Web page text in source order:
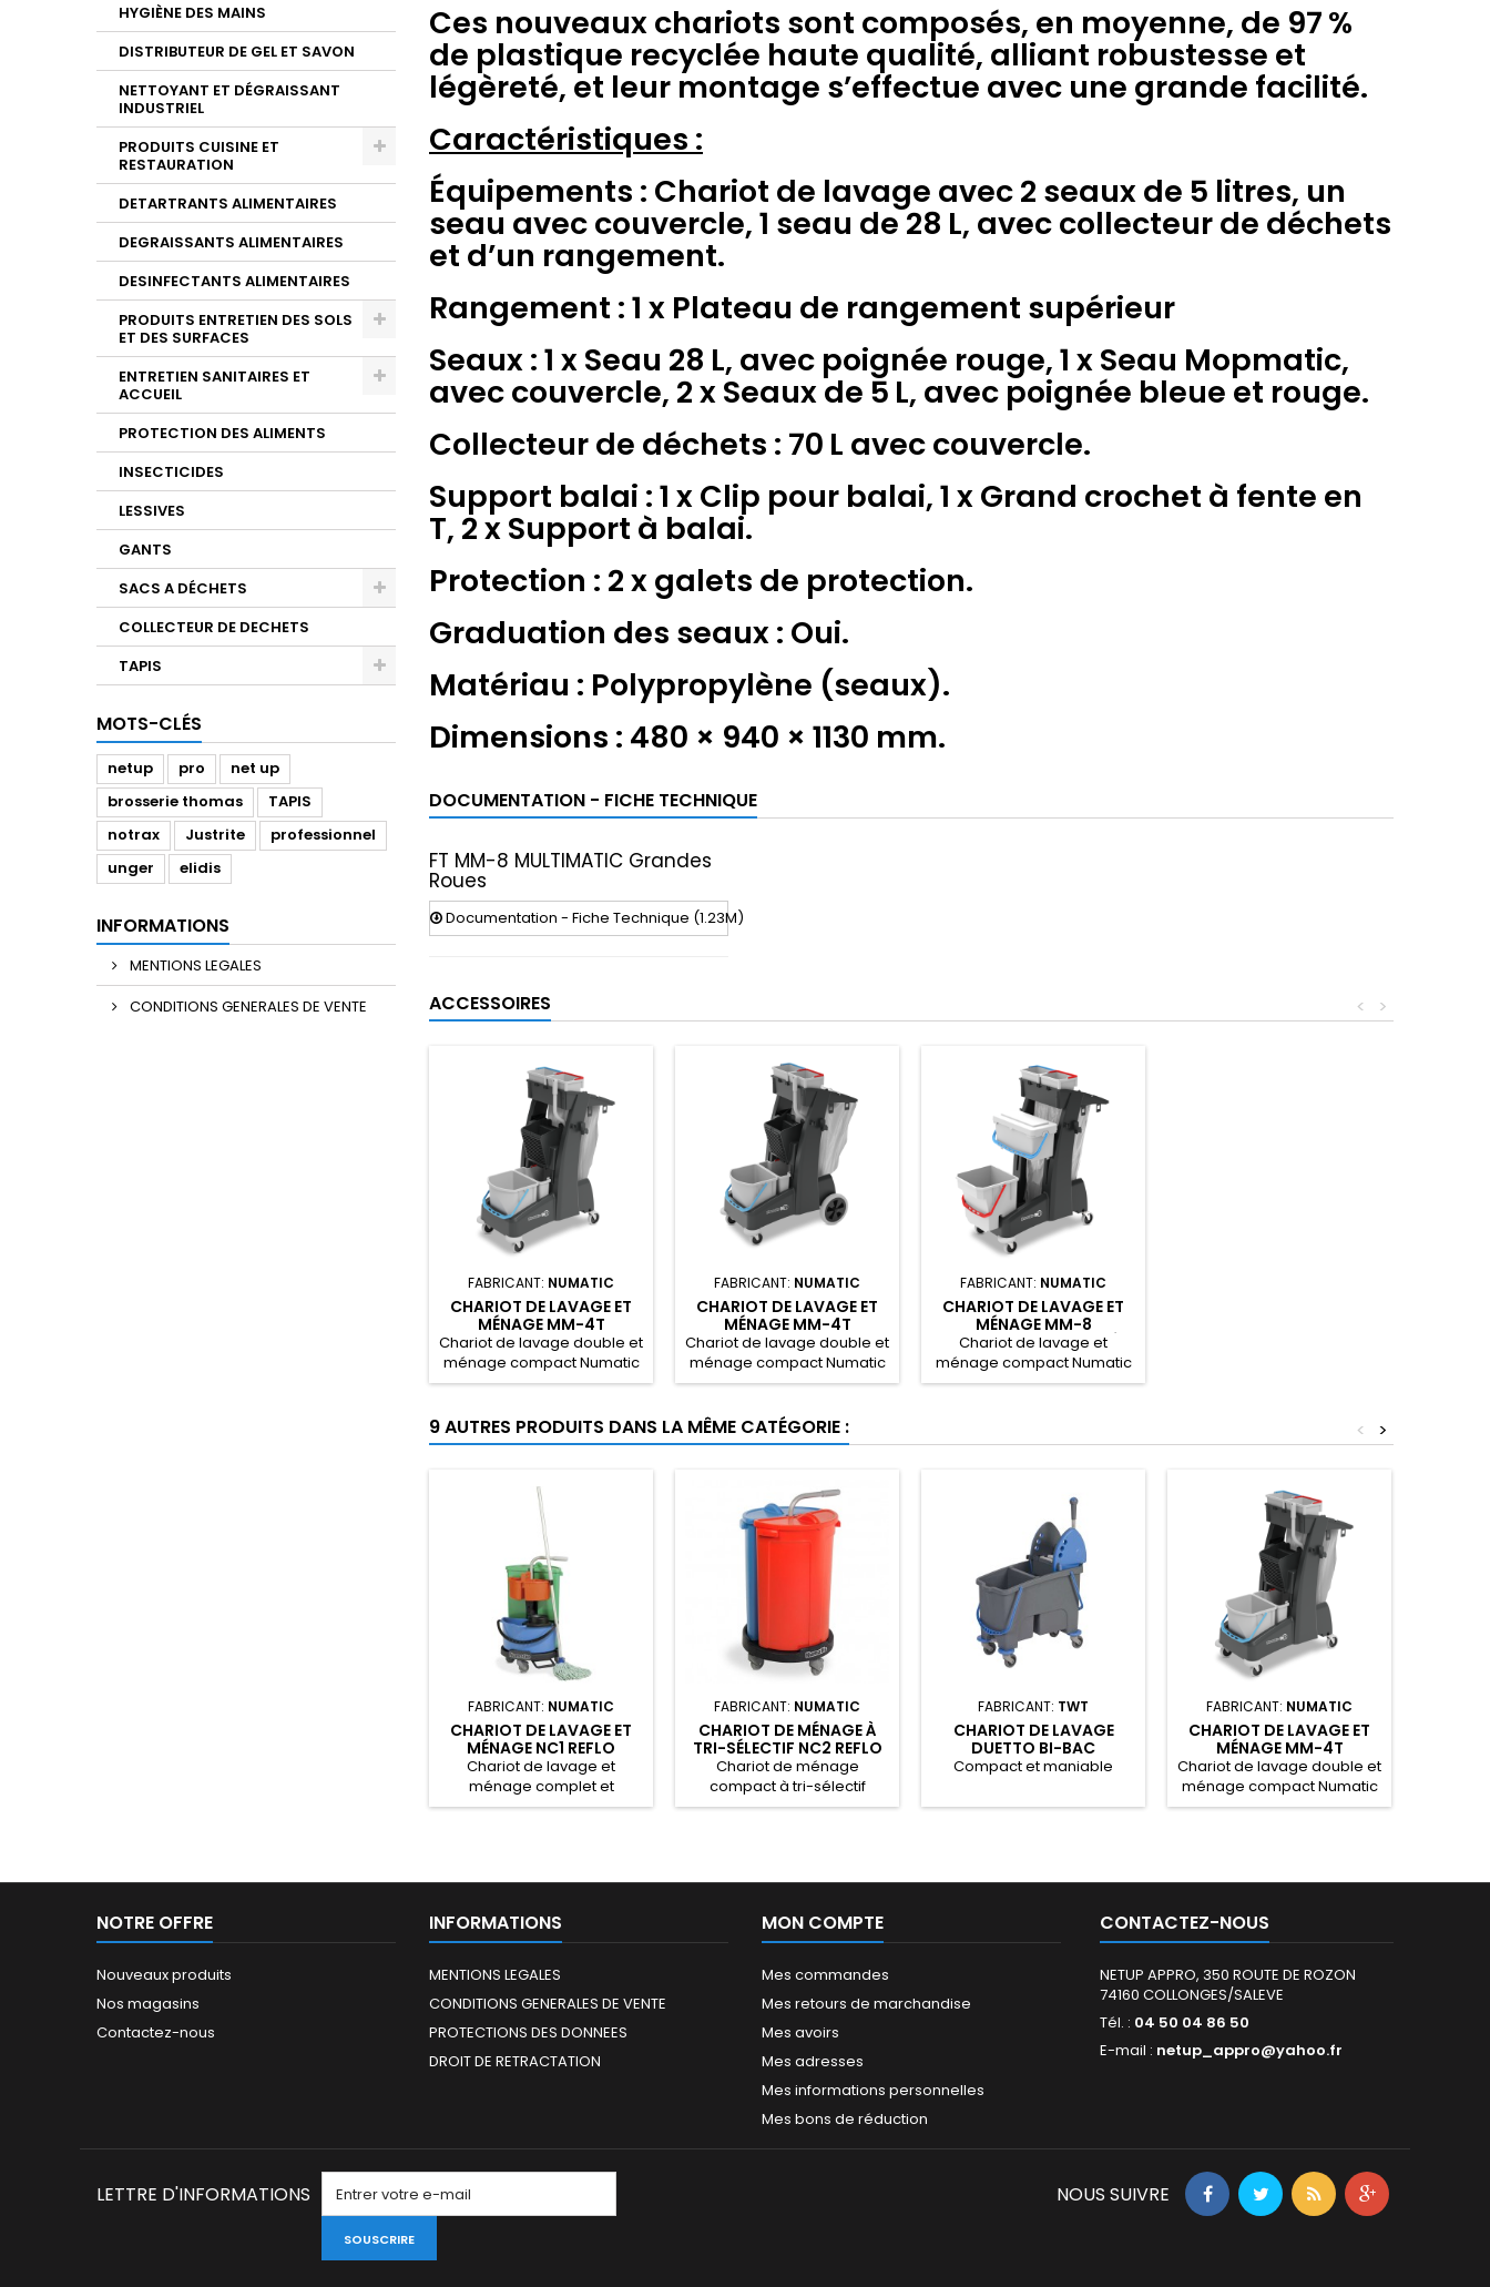
HYGIÈNE DES MAINS
DISTRIBUTEUR DE GEL ET SAVON
NETTOYANT ET DÉGRAISSANT
INDUSTRIEL
PRODUITS CUISINE ET
RESTAURATION
DETARTRANTS ALIMENTAIRES
DEGRAISSANTS ALIMENTAIRES
DESINFECTANTS ALIMENTAIRES
PRODUITS ENTRETIEN DES SOLS
ET DES SURFACES
ENTRETIEN SANITAIRES ET
ACCUEIL
PROTECTION DES ALIMENTS
INSECTICIDES
LESSIVES
GANTS
SACS A DÉCHETS
COLLECTEUR DE DECHETS
TAPIS
MOTS-CLÉS
netup pro
net up
brosserie thomas
TAPIS
notrax
Justrite
professionnel
unger
elidis
INFORMATIONS
MENTIONS LEGALES
CONDITIONS GENERALES DE VENTE
Ces nouveaux chariots sont composés, en moyenne, de 97 %
de plastique recyclée haute qualité, alliant robustesse et
légèreté, et leur montage s’effectue avec une grande facilité.
Caractéristiques :
Équipements : Chariot de lavage avec 2 seaux de 5 litres, un
seau avec couvercle, 1 seau de 28 L, avec collecteur de déchets
et d’un rangement.
Rangement : 1 x Plateau de rangement supérieur
Seaux : 1 x Seau 28 L, avec poignée rouge, 1 x Seau Mopmatic,
avec couvercle, 2 x Seaux de 5 L, avec poignée bleue et rouge.
Collecteur de déchets : 70 L avec couvercle.
Support balai : 1 x Clip pour balai, 1 x Grand crochet à fente en
T, 2 x Support à balai.
Protection : 2 x galets de protection.
Graduation des seaux : Oui.
Matériau : Polypropylène (seaux).
Dimensions : 480 × 940 × 1130 mm.
DOCUMENTATION - FICHE TECHNIQUE
FT MM-8 MULTIMATIC Grandes
Roues
Documentation - Fiche Technique (1.23M)
ACCESSOIRES >
<
FABRICANT: NUMATIC
CHARIOT DE LAVAGE ET
MÉNAGE MM-4T
MULTIMATIC
Chariot de lavage double et
ménage compact Numatic
MM-4T MULTIMATIC.
FABRICANT: NUMATIC
CHARIOT DE LAVAGE ET
MÉNAGE MM-4T
MULTIMATIC GRANDES
ROUES
Chariot de lavage double et
ménage compact Numatic
MM-4T MULTIMATIC Grandes
FABRICANT: NUMATIC
CHARIOT DE LAVAGE ET
MÉNAGE MM-8
MULTIMATIC AVEC PRÉ-
IMPREGNATION
Chariot de lavage et
ménage compact Numatic
MM-8 MULTIMATIC pré-
9 AUTRES PRODUITS DANS LA MÊME CATÉGORIE : >
<
FABRICANT: NUMATIC
CHARIOT DE LAVAGE ET
MÉNAGE NC1 REFLO
Chariot de lavage et
ménage complet et
compact Numatic NC1 ReFlo.
FABRICANT: NUMATIC
CHARIOT DE MÉNAGE À
TRI-SÉLECTIF NC2 REFLO
Chariot de ménage
compact à tri-sélectif
Numatic NC2 ReFlo.
FABRICANT: TWT
CHARIOT DE LAVAGE
DUETTO BI-BAC
Compact et maniable
FABRICANT: NUMATIC
CHARIOT DE LAVAGE ET
MÉNAGE MM-4T
MULTIMATIC
Chariot de lavage double et
ménage compact Numatic
MM-4T MULTIMATIC.
NOTRE OFFRE
Nouveaux produits
Nos magasins
Contactez-nous
INFORMATIONS
MENTIONS LEGALES
CONDITIONS GENERALES DE VENTE
PROTECTIONS DES DONNEES
DROIT DE RETRACTATION
MON COMPTE
Mes commandes
Mes retours de marchandise
Mes avoirs
Mes adresses
Mes informations personnelles
Mes bons de réduction
CONTACTEZ-NOUS
NETUP APPRO, 350 ROUTE DE ROZON
74160 COLLONGES/SALEVE
Tél. : 04 50 04 86 50
E-mail : netup_appro@yahoo.fr
LETTRE D'INFORMATIONS
SOUSCRIRE
NOUS SUIVRE